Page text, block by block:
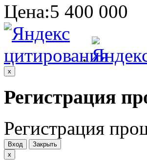
Цена:5 400 000
.
x
Регистрация
Регистрация
Вход
Закрыть
x